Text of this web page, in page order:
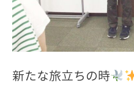
新たな旅立ちの時